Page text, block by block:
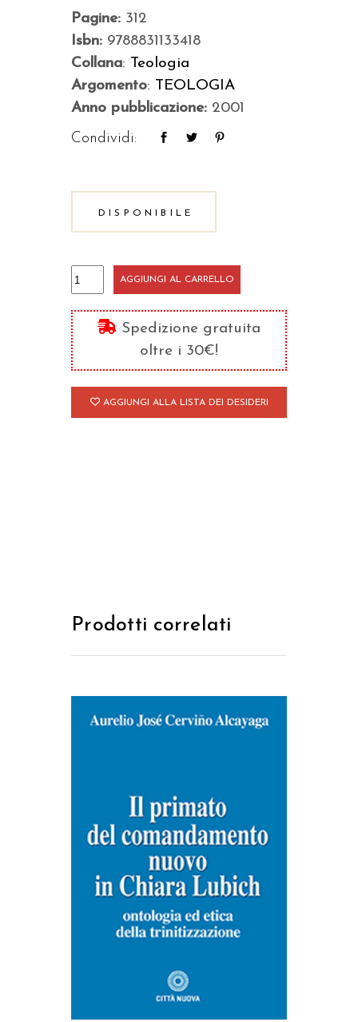
Pagine: 312
Isbn: 9788831133418
Collana: Teologia
Argomento: TEOLOGIA
Anno pubblicazione: 2001
Condividi:
DISPONIBILE
Fino
all'abbandono
quantità
AGGIUNGI AL CARRELLO
Spedizione gratuita
oltre i 30€!
AGGIUNGI ALLA LISTA DEI DESIDERI
Prodotti correlati
AGGIUNGI AL CARRELLO